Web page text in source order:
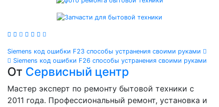
Навигация
по
записям
Siemens код ошибки F23 способы устранения своими руками
Siemens код ошибки F26 способы устранения своими руками
От Сервисный центр
Мастер эксперт по ремонту бытовой техники с
2011 года. Профессиональный ремонт, установка и